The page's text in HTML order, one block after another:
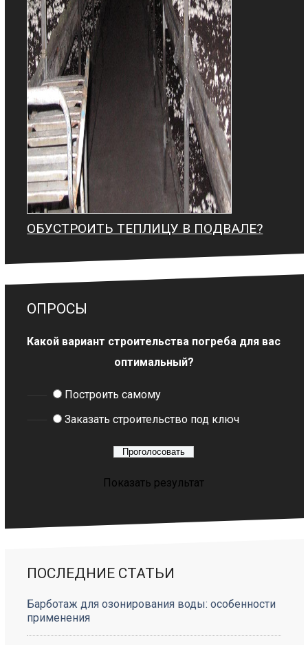
ОБУСТРОИТЬ ТЕПЛИЦУ В ПОДВАЛЕ?
ОПРОСЫ
Какой вариант строительства погреба для вас
оптимальный?
Построить самому
Заказать строительство под ключ
Показать результат
ПОСЛЕДНИЕ СТАТЬИ
Барботаж для озонирования воды: особенности
применения